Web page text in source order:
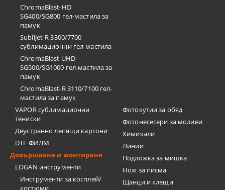
ChromaBlast-HD
SG400/SG800 гел-мастила за
памук
SubliJet-R 3300/7700
сублимационни гел-мастила
ChromaBlast UHD
SG500/SG1000 гел-мастила за
памук
ChromaBlast-R 3110/7100 гел-
мастила за памук
VAPOR сублимационни
тениски
Двустранно лепящи картони
DTF ФИЛМ
Довършване и монтиране
LOGAN инструменти
Инструменти за косплей/
костюми
Фотокутии за обяд
Фотонесесери за моливи
Химикали
Линии
Подложка за мишка
Нож за писма
Щанци и клещи